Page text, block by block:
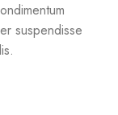
suspendisse